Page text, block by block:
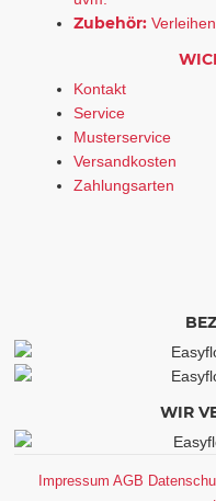
Zubehör:
Kontakt
Service
Musterservice
Versandkosten
Zahlungsarten
WIR
Impressum AGB